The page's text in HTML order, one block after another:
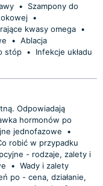
•
Szampony do
•
kwasy omega •
• Ablacja
stóp •
Infekcje układu
Odpowiadają
hormonów po
jednofazowe
•
robić w przypadku
- rodzaje, zalety i
• Wady i zalety
po - cena, działanie,